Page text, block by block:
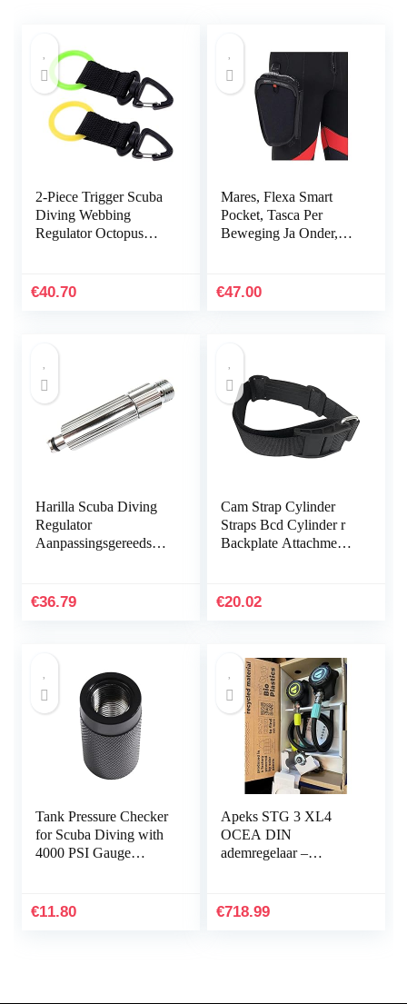
2-Piece Trigger Scuba
Diving Webbing
Regulator Octopus
Multi-Colored)
€40.70
Mares, Flexa Smart
Pocket, Tasca Per
Beweging Ja Onder,
€47.00
Harilla Scuba Diving
Regulator
Aanpassingsgereedscha
Onderhoud
€36.79
Cam Strap Cylinder
Straps Bcd Cylinder r
Backplate Attachment-
€20.02
Tank Pressure Checker
for Scuba Diving with
4000 PSI Gauge
€11.80
Apeks STG 3 XL4
OCEA DIN
ademregelaar –
€718.99